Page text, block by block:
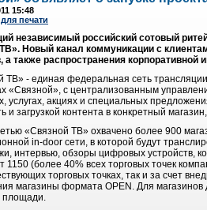
15:48
печати
независимый российский сотовый
Новый канал коммуникации с
а также распространения
ТВ» - единая федеральная сеть
«Связной», с централизованным
услугах, акциях и специальных
и загрузкой контента в конкретный
«Связной ТВ» охвачено более 900
in-door сети, в которой будут
интервью, обзоры цифровых устройств,
1150 (более 40% всех торговых точек
торговых точках, так и за счет
магазины формата OPEN. Для
площади.